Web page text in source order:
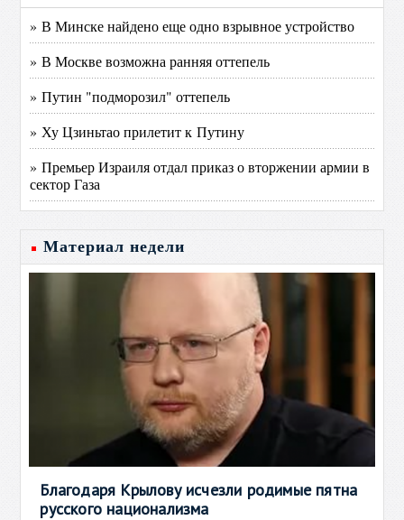
» В Минске найдено еще одно взрывное устройство
» В Москве возможна ранняя оттепель
» Путин "подморозил" оттепель
» Ху Цзиньтао прилетит к Путину
» Премьер Израиля отдал приказ о вторжении армии в
сектор Газа
Материал недели
Благодаря Крылову исчезли родимые пятна
русского национализма